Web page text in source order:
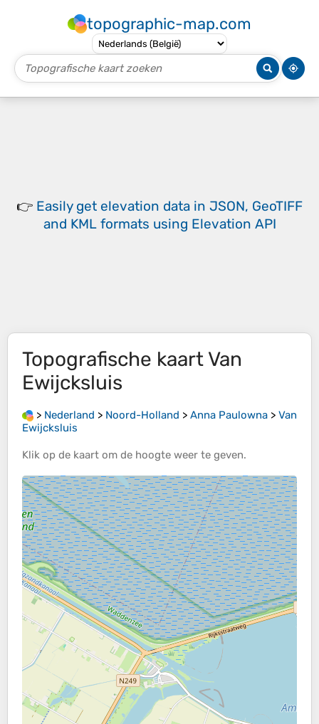
topographic-map.com
👉 Easily get elevation data in JSON, GeoTIFF
and KML formats using Elevation API
Topografische kaart Van
Ewijcksluis
> Nederland > Noord-Holland > Anna Paulowna > Van
Ewijcksluis
Klik op de kaart om de hoogte weer te geven.